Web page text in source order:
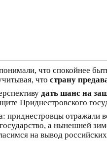
что спокойнее
что страну
дать шанс на
Приднестровского
приднестровцы отражали
а нынешней
на вывод